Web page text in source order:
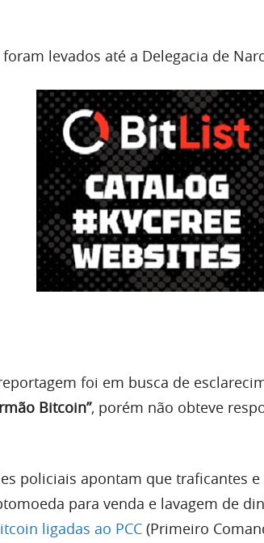
levados até a Delegacia de
foi em busca de
Bitcoin”, porém não obteve
policiais apontam que traficantes
para venda e lavagem de
ligadas ao PCC (Primeiro